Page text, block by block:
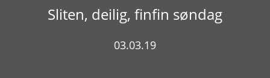
Sliten, deilig, finfin søndag
03.03.19